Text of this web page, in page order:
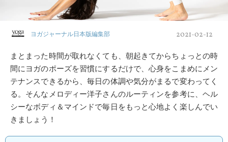
ヨガジャーナル日本版編集部 2021-02-12
まとまった時間が取れなくても、朝起きてからちょっとの時
間にヨガのポーズを習慣にするだけで、心身をこまめにメン
テナンスできるから、毎日の体調や気分がまるで変わってく
る。そんなメロディー洋子さんのルーティンを参考に、ヘル
シーなボディ＆マインドで毎日をもっと心地よく楽しんでい
きましょう！